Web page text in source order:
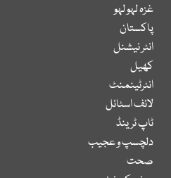
غزہ لہو لہو
پاکستان
انٹر نیشنل
کھیل
انٹرٹینمنٹ
لائف اسٹائل
ٹاپ ٹرینڈ
دلچسپ و عجیب
صحت